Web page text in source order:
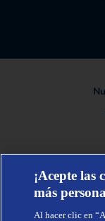
TENA®, una marca de
nuestros productos,
¡Acepte las
más
Al hacer clic en